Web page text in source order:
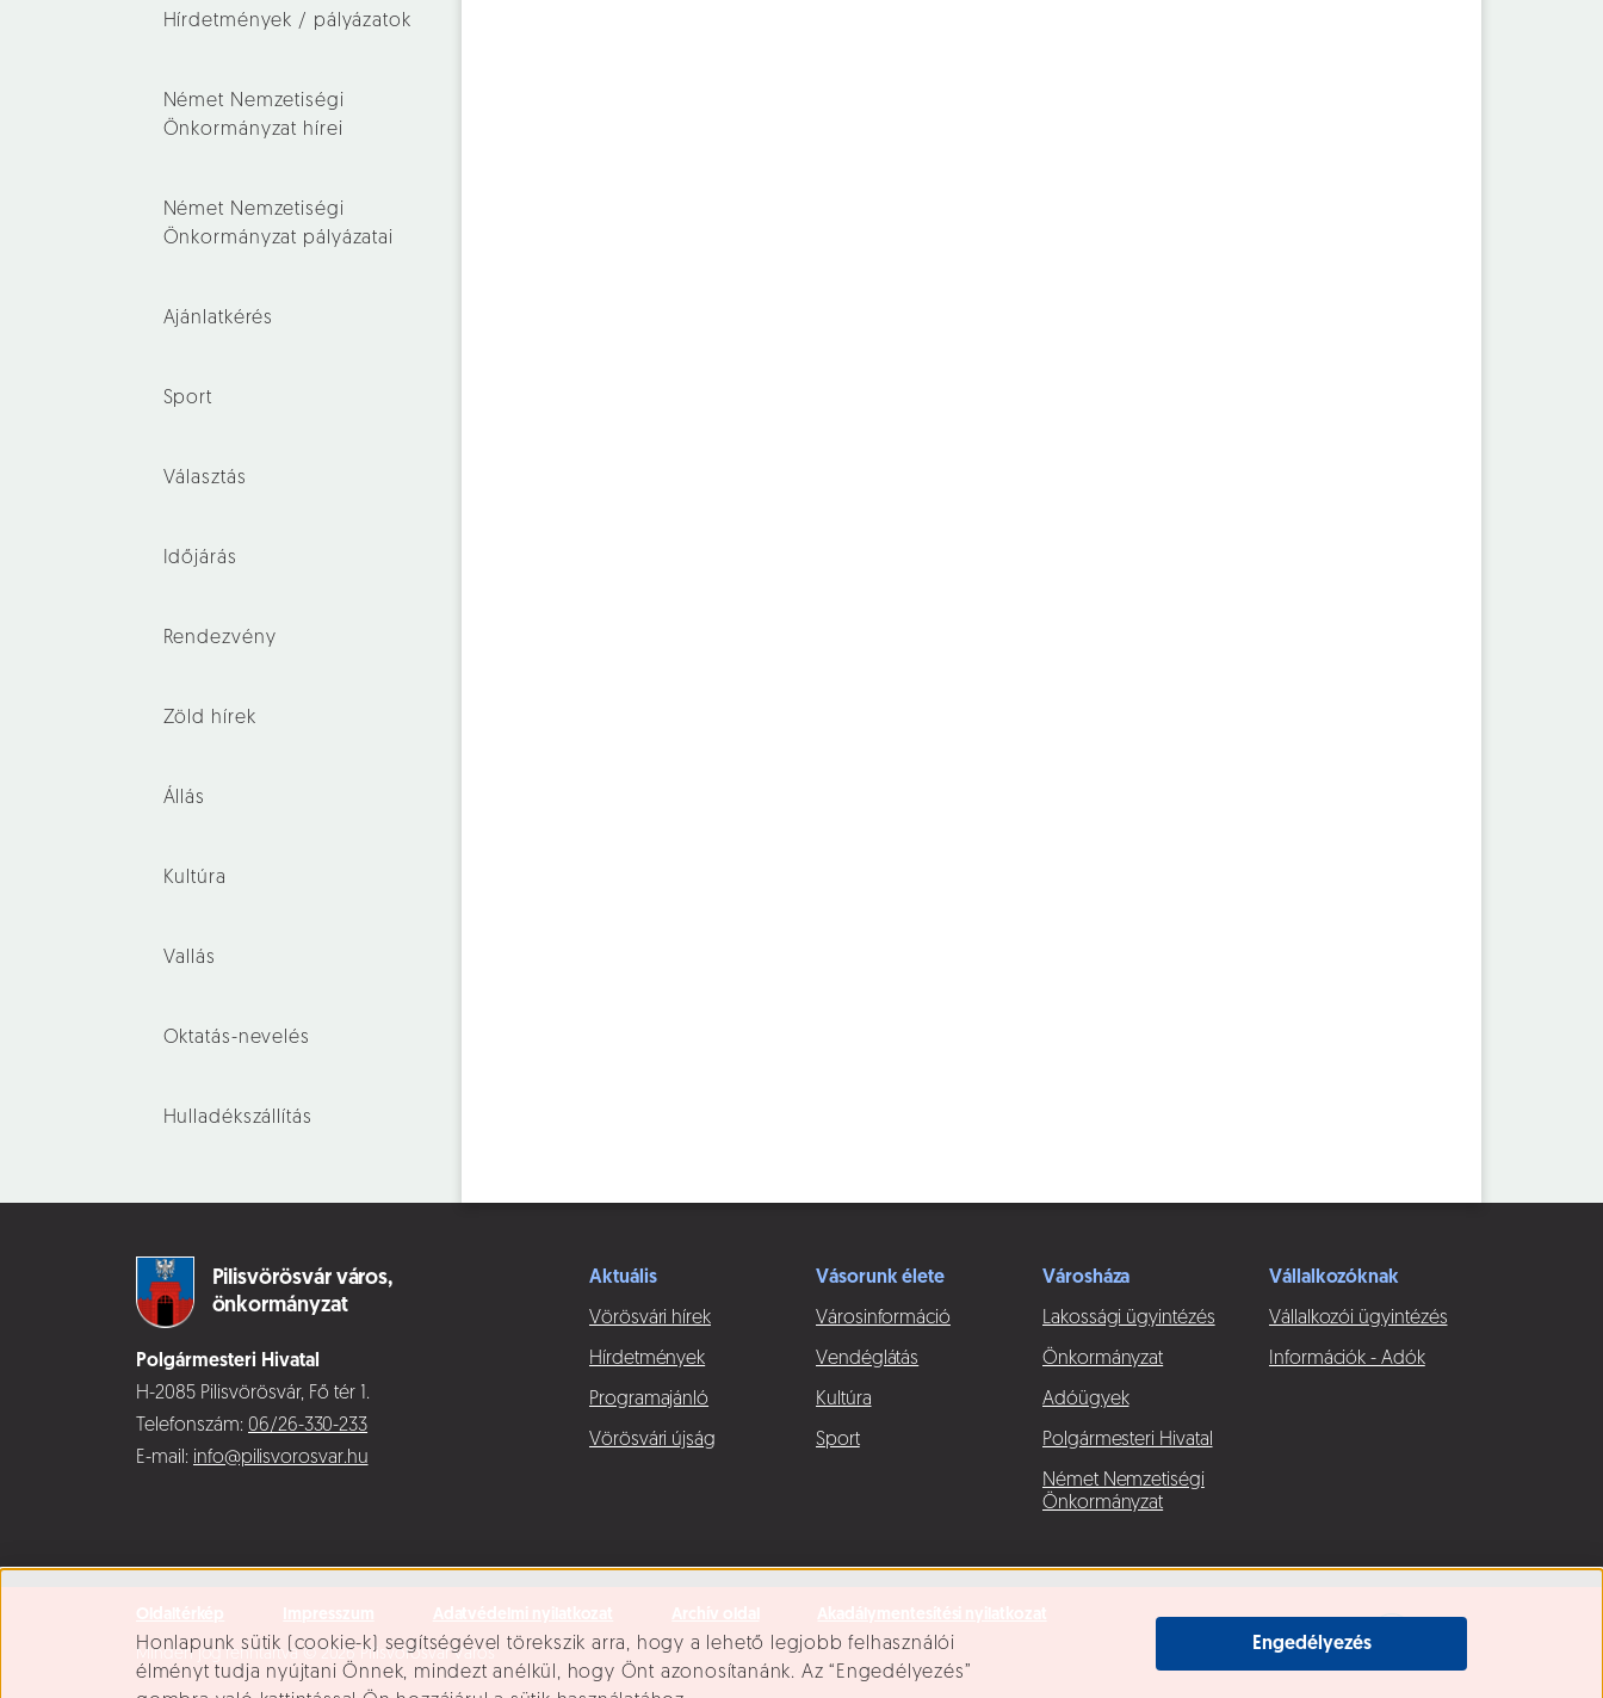
Süti beállítások
Honlapunk sütik (cookie-k) segítségével törekszik arra, hogy a lehető legjobb felhasználói
élményt tudja nyújtani Önnek, mindezt anélkül, hogy Önt azonosítanánk. Az “Engedélyezés”
Engedélyezés
Hírdetmények / pályázatok
Német Nemzetiségi
Önkormányzat hírei
Német Nemzetiségi
Önkormányzat pályázatai
Ajánlatkérés
Sport
Választás
Időjárás
Rendezvény
Zöld hírek
Állás
Kultúra
Vallás
Oktatás-nevelés
Hulladékszállítás
Pilisvörösvár város,
önkormányzat
Polgármesteri Hivatal
H-2085 Pilisvörösvár, Fő tér 1.
Telefonszám: 06/26-330-233
E-mail: info@pilisvorosvar.hu
Aktuális
Vörösvári hírek
Hírdetmények
Programajánló
Vörösvári újság
Vásorunk élete
Városinformáció
Vendéglátás
Kultúra
Sport
Városháza
Lakossági ügyintézés
Önkormányzat
Adóügyek
Polgármesteri Hivatal
Német Nemzetiségi
Önkormányzat
Vállalkozóknak
Vállalkozói ügyintézés
Információk - Adók
Minden jog fenntartva © 2026 Pilisvörösvár Város